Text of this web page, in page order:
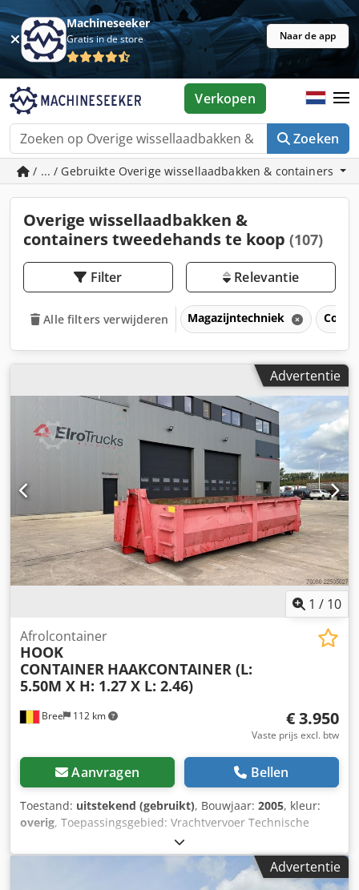
Machineseeker
Gratis in de store Naar de app
Zoeken
Verkopen
/ ... / Gebruikte Overige wissellaadbakken & containers
Overige wissellaadbakken &
containers tweedehands te koop (107)
Filter Relevantie
Alle filters verwijderen Magazijntechniek
Advertentie
1 / 10
Bree 112 km
Afrolcontainer
HOOK
CONTAINER HAAKCONTAINER (L:
5.50M X H: 1.27 X L: 2.46)
€ 3.950
Vaste prijs excl. btw
Aanvragen Bellen
Toestand: uitstekend (gebruikt), Bouwjaar: 2005, kleur:
overig, Toepassingsgebied: Vrachtvervoer Technische
staat: zeer goed Optische staat: zeer goed Dsdpozr If Nsfx
Achewa
Advertentie